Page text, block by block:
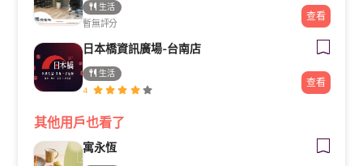
生活
暫無評分
查看
日本橋資訊廣場-台南店
生活
4
查看
其他用戶也看了
寓永恆